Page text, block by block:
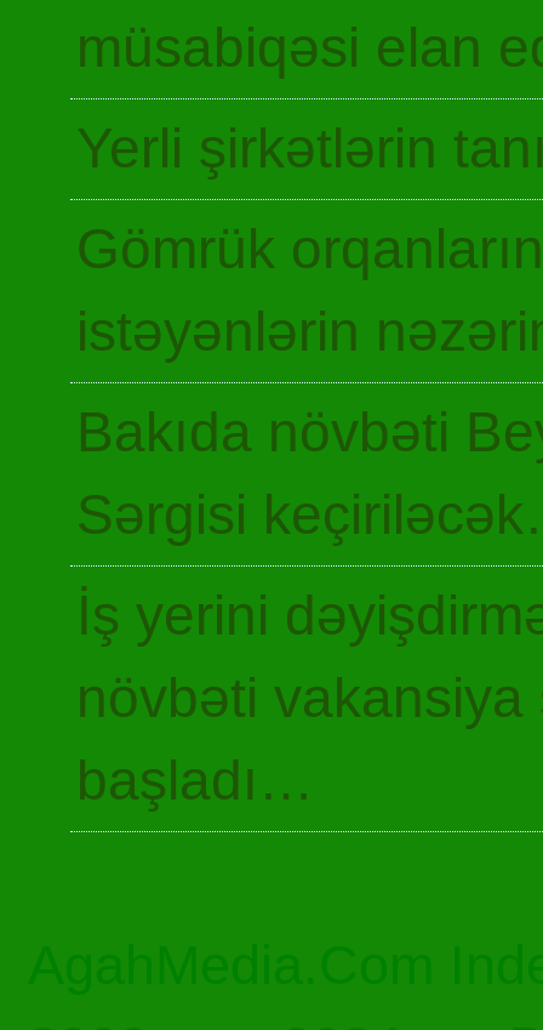
müsabiqəsi elan
Yerli şirkətlərin
Gömrük
istəyənlərin
Bakıda növbəti
Sərgisi
İş yerini
növbəti
başladı…